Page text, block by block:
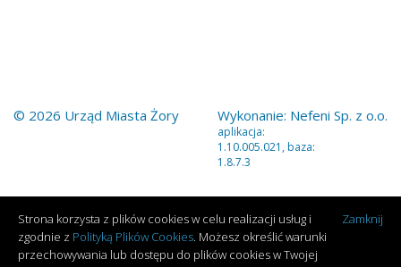
© 2026 Urząd Miasta Żory Wykonanie: Nefeni Sp. z o.o.
aplikacja:
1.10.005.021, baza:
1.8.7.3
Strona korzysta z plików cookies w celu realizacji usług i
zgodnie z Polityką Plików Cookies. Możesz określić warunki
przechowywania lub dostępu do plików cookies w Twojej
Zamknij